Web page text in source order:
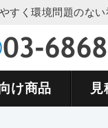
商品・資
すく環境問題のな
け商品